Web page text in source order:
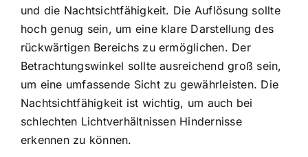
und die Nachtsichtfähigkeit. Die Auflösung sollte
hoch genug sein, um eine klare Darstellung des
rückwärtigen Bereichs zu ermöglichen. Der
Betrachtungswinkel sollte ausreichend groß sein,
um eine umfassende Sicht zu gewährleisten. Die
Nachtsichtfähigkeit ist wichtig, um auch bei
schlechten Lichtverhältnissen Hindernisse
erkennen zu können.